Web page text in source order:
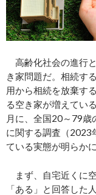
高齢化社会の進行
き家問題だ。相続す
用から相続を放棄す
る空き家が増えてい
月に、全国20～79歳
に関する調査（2023
ている実態が明らかに
まず、自宅近くに
「ある」と回答した